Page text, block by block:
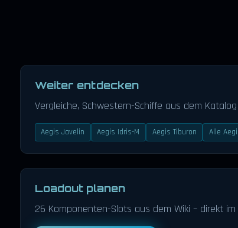
Weiter entdecken
Vergleiche, Schwestern-Schiffe aus dem
Aegis Javelin Aegis Idris-M Aegis Tiburon Alle
Loadout planen
26 Komponenten-Slots aus dem Wiki – direkt